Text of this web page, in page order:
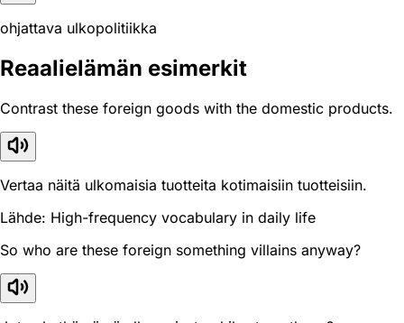
ohjattava ulkopolitiikka
Reaali­elämän esimerkit
Contrast these foreign goods with the domestic products.
Vertaa näitä ulkomaisia tuotteita kotimaisiin tuotteisiin.
Lähde: High-frequency vocabulary in daily life
So who are these foreign something villains anyway?